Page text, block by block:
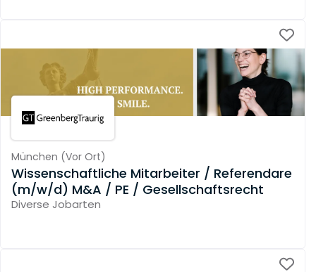
München (Vor Ort)
Wissenschaftliche Mitarbeiter / Referendare
(m/w/d) M&A / PE / Gesellschaftsrecht
Diverse Jobarten